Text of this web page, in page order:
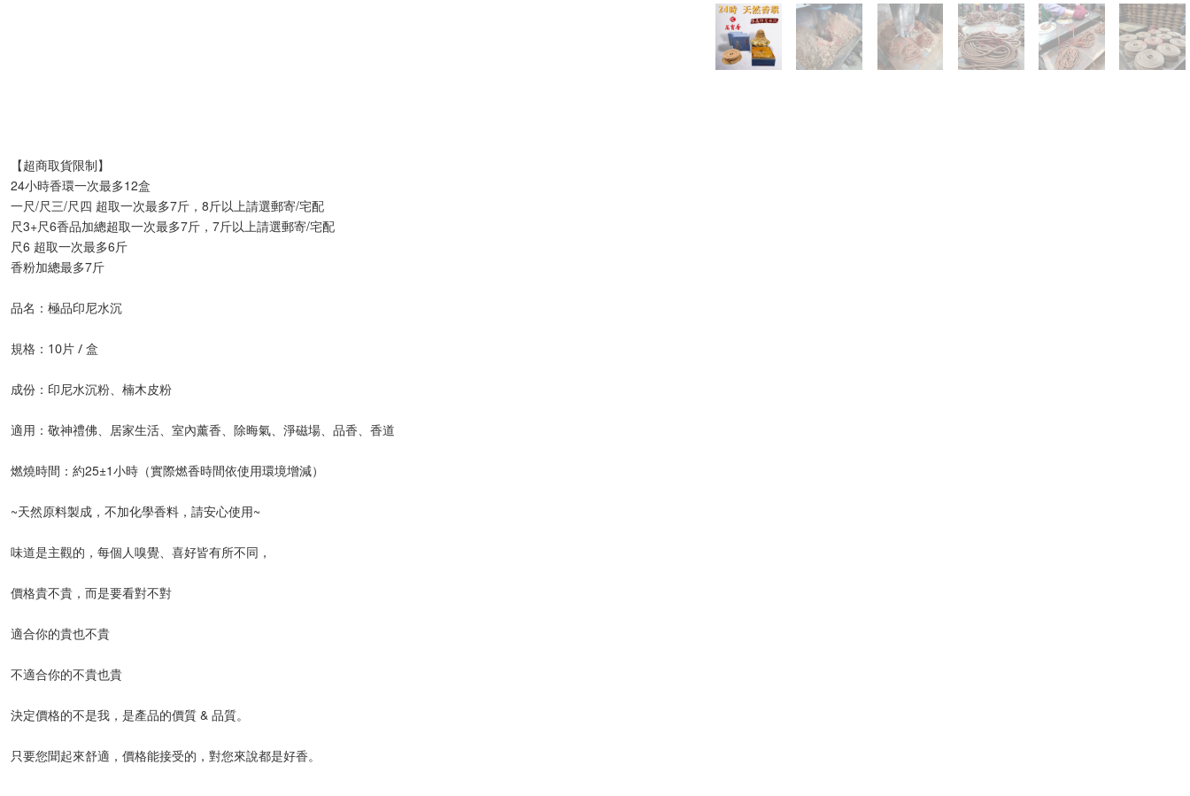
【超商取貨限制】
24小時香環一次最多12盒
一尺/尺三/尺四 超取一次最多7斤，8斤以上請選郵寄/宅配
尺3+尺6香品加總超取一次最多7斤，7斤以上請選郵寄/宅配
尺6 超取一次最多6斤
香粉加總最多7斤
品名：極品印尼水沉
規格：10片 / 盒
成份：印尼水沉粉、楠木皮粉
適用：敬神禮佛、居家生活、室內薰香、除晦氣、淨磁場、品香、香道
燃燒時間：約25±1小時（實際燃香時間依使用環境增減）
~天然原料製成，不加化學香料，請安心使用~
味道是主觀的，每個人嗅覺、喜好皆有所不同，
價格貴不貴，而是要看對不對
適合你的貴也不貴
不適合你的不貴也貴
決定價格的不是我，是產品的價質 & 品質。
只要您聞起來舒適，價格能接受的，對您來說都是好香。